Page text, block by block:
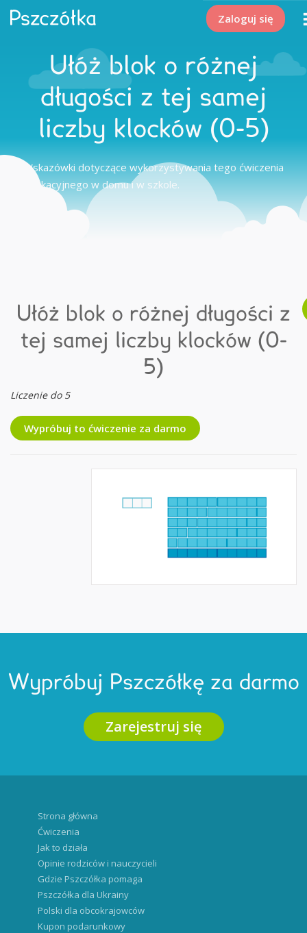
Zaloguj się
Ułóż blok o różnej
długości z tej samej
liczby klocków (0-5)
Wskazówki dotyczące wykorzystywania tego ćwiczenia
edukacyjnego w domu i w szkole.
Ułóż blok o różnej długości z
tej samej liczby klocków (0-
5)
Liczenie do 5
Wypróbuj to ćwiczenie za darmo
Wypróbuj Pszczółkę za darmo
Zarejestruj się
Strona główna
Ćwiczenia
Jak to działa
Opinie rodziców i nauczycieli
Gdzie Pszczółka pomaga
Pszczółka dla Ukrainy
Polski dla obcokrajowców
Kupon podarunkowy